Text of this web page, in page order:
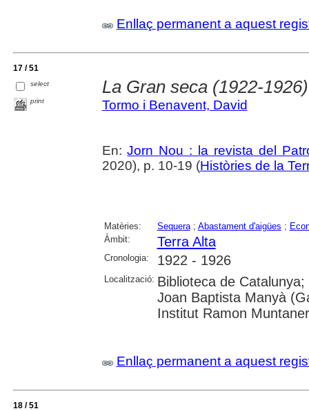
Enllaç permanent a aquest
17 / 51
select
print
La Gran seca (1922-1926)
Tormo i Benavent, David
En:Jorn Nou : la revista del
2020), p. 10-19 (Històries de la
Matèries: Sequera; Abastament d'aigües ;
Àmbit:
Terra Alta
Cronologia: 1922 - 1926
Localització: Biblioteca de
Joan Baptista Manyà
Institut Ramon Muntaner
Enllaç permanent a aquest
18 / 51